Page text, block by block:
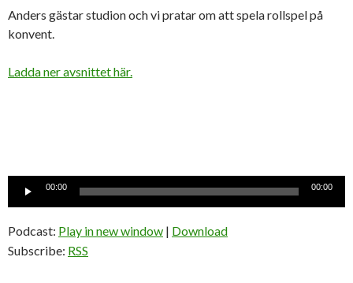
Anders gästar studion och vi pratar om att spela rollspel på
konvent.
Ladda ner avsnittet här.
Ljudspelare
00:00 00:00
Podcast: Play in new window | Download
Subscribe: RSS